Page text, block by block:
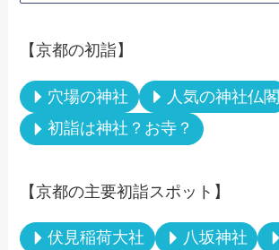
【京都の初詣】
穴場の神社
人気の神社仏閣
初詣は神社？お寺？
【京都の主要初詣スポット】
伏見稲荷大社 八坂神社